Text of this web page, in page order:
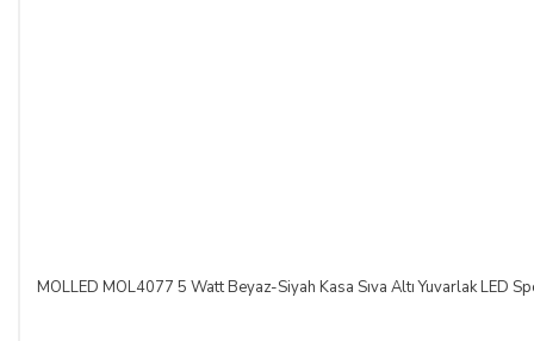
MOLLED MOL4077 5 Watt Beyaz-Siyah Kasa Sıva Altı Yuvarlak LED